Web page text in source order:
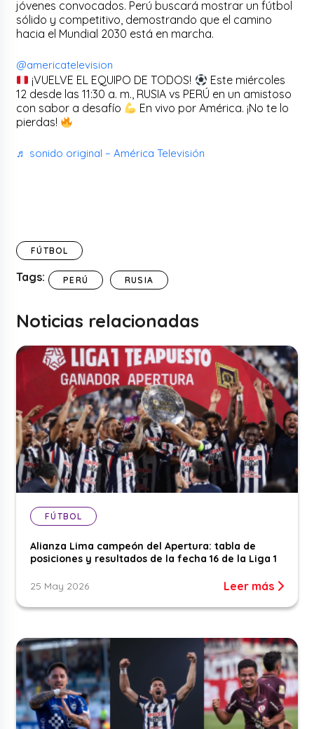
jóvenes convocados. Perú buscará mostrar un fútbol
sólido y competitivo, demostrando que el camino
hacia el Mundial 2030 está en marcha.
@americatelevision
¡VUELVE EL EQUIPO DE TODOS!
Este miércoles
12 desde las 11:30 a. m., RUSIA vs PERÚ en un amistoso
con sabor a desafío
En vivo por América. ¡No te lo
pierdas!
♬ sonido original – América Televisión
FÚTBOL
Tags: PERÚ RUSIA
Noticias relacionadas
FÚTBOL
Alianza Lima campeón del Apertura: tabla de
posiciones y resultados de la fecha 16 de la Liga 1
25 May 2026 Leer más